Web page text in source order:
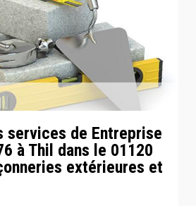
services de Entreprise
à Thil dans le 01120
extérieures et